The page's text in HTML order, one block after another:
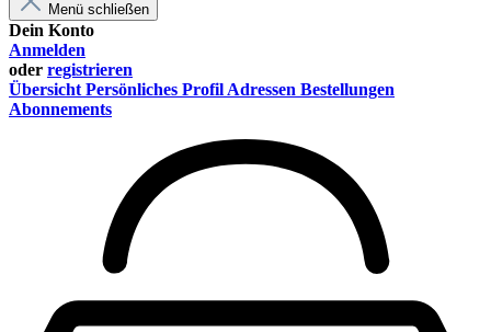
Menü schließen
Dein Konto
Anmelden
oder registrieren
Übersicht Persönliches Profil Adressen Bestellungen
Abonnements